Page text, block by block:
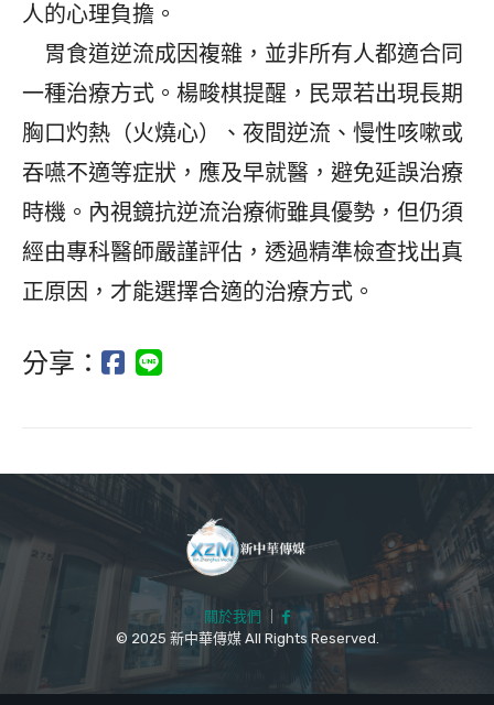
人的心理負擔。
胃食道逆流成因複雜，並非所有人都適合同
一種治療方式。楊畯棋提醒，民眾若出現長期
胸口灼熱（火燒心）、夜間逆流、慢性咳嗽或
吞嚥不適等症狀，應及早就醫，避免延誤治療
時機。內視鏡抗逆流治療術雖具優勢，但仍須
經由專科醫師嚴謹評估，透過精準檢查找出真
正原因，才能選擇合適的治療方式。
分享：
關於我們
｜
© 2025 新中華傳媒 All Rights Reserved.